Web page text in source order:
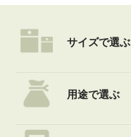
サイズで選ぶ
用途で選ぶ